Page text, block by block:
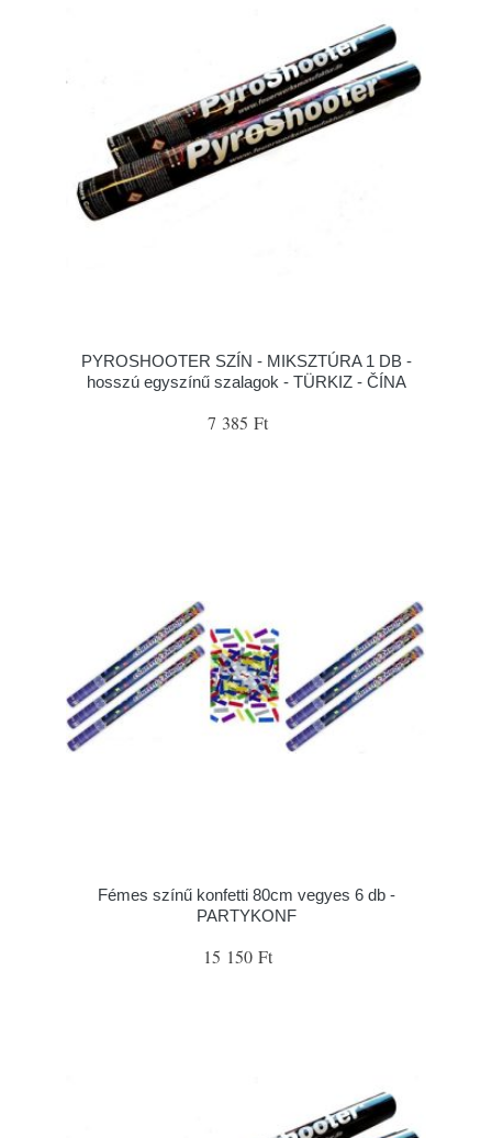
PYROSHOOTER SZÍN - MIKSZTÚRA 1 DB -
hosszú egyszínű szalagok - TÜRKIZ - ČÍNA
7 385 Ft
Fémes színű konfetti 80cm vegyes 6 db -
PARTYKONF
15 150 Ft